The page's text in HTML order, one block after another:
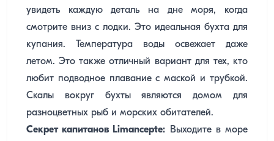
увидеть каждую деталь на дне моря, когда
смотрите вниз с лодки. Это идеальная бухта для
купания. Температура воды освежает даже
летом. Это также отличный вариант для тех, кто
любит подводное плавание с маской и трубкой.
Скалы вокруг бухты являются домом для
разноцветных рыб и морских обитателей.
Секрет капитанов Limancepte: Выходите в море